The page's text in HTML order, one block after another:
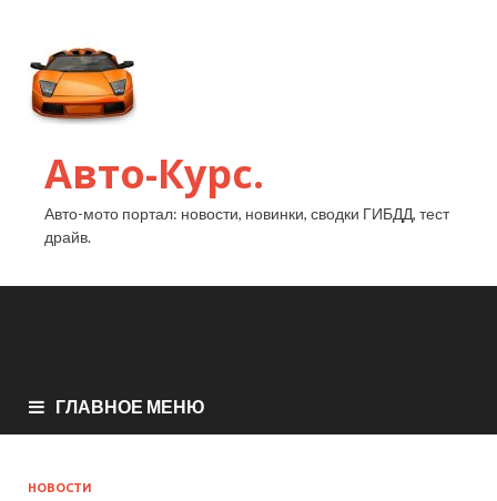
Авто-Курс.
Авто-мото портал: новости, новинки, сводки ГИБДД, тест
драйв.
ГЛАВНОЕ МЕНЮ
НОВОСТИ